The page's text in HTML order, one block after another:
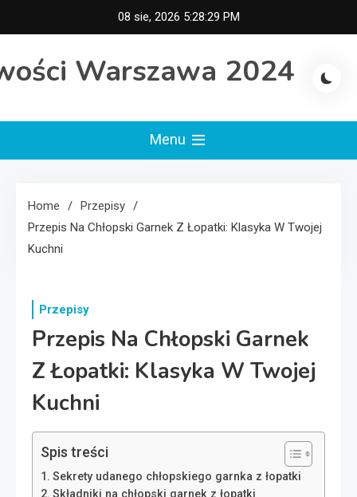
to
08 sie, 2026 5:28:30 PM
Warszawa 2024
Menu
Home
Przepisy
Przepis Na Chłopski Garnek Z Łopatki: Klasyka W Twojej
Kuchni
Przepisy
Przepis Na Chłopski Garnek
Z Łopatki: Klasyka W Twojej
Kuchni
Spis treści
Sekrety udanego chłopskiego garnka z łopatki
Składniki na chłopski garnek z łopatki